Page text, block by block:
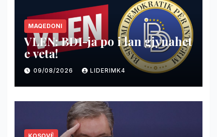
MAQEDONI
VLEN: BDI-ja po i lan gjynahet
e veta!
09/08/2026 LIDERIMK4